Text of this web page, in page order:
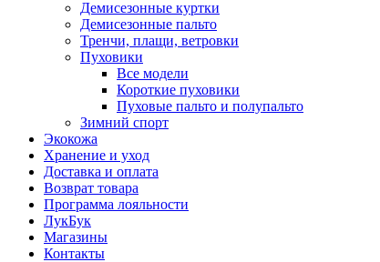
Демисезонные куртки
Демисезонные пальто
Тренчи, плащи, ветровки
Пуховики
Все модели
Короткие пуховики
Пуховые пальто и полупальто
Зимний спорт
Экокожа
Хранение и уход
Доставка и оплата
Возврат товара
Программа лояльности
ЛукБук
Магазины
Контакты